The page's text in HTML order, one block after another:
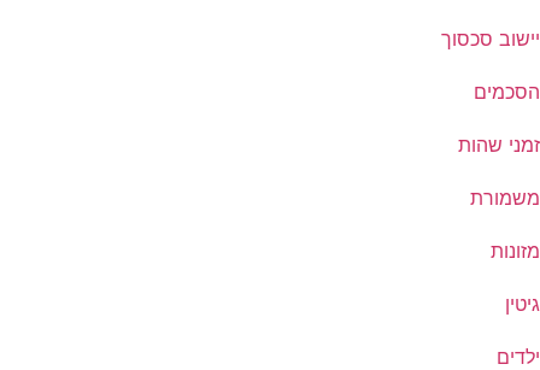
יישוב סכסוך
הסכמים
זמני שהות
משמורת
מזונות
גיטין
ילדים